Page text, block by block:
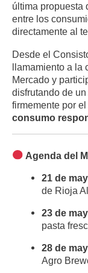
última propuesta
entre los
directamente al
Desde el
llamamiento a la
Mercado y
disfrutando de
firmemente por el
consumo
Agenda del
21 de
de Rioja
23 de
pasta
28 de
Agro